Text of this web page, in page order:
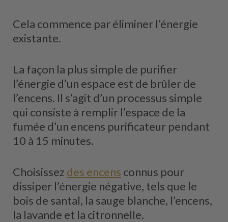
Cela commence par éliminer l’énergie
existante.
La façon la plus simple de purifier
l’énergie d’un espace est de brûler de
l’encens. Il s’agit d’un processus simple
qui consiste à remplir l’espace de la
fumée d’un encens purificateur pendant
10 à 15 minutes.
Choisissez des encens connus pour
dissiper l’énergie négative, tels que le
bois de santal, la sauge blanche, l’encens,
la lavande et la citronnelle.